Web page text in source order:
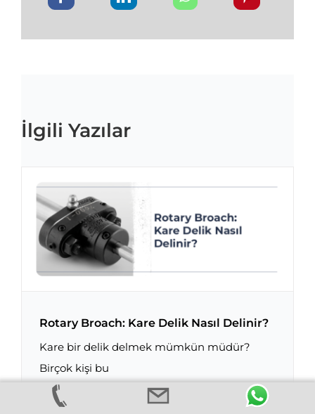
İlgili Yazılar
Rotary Broach: Kare Delik Nasıl Delinir?
Rotary Broach: Kare Delik Nasıl Delinir?
Kare bir delik delmek mümkün müdür?
Birçok kişi bu